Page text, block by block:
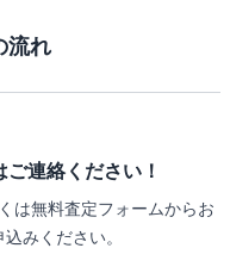
流れ
ご連絡ください！
は無料査定フォームからお
込みください。